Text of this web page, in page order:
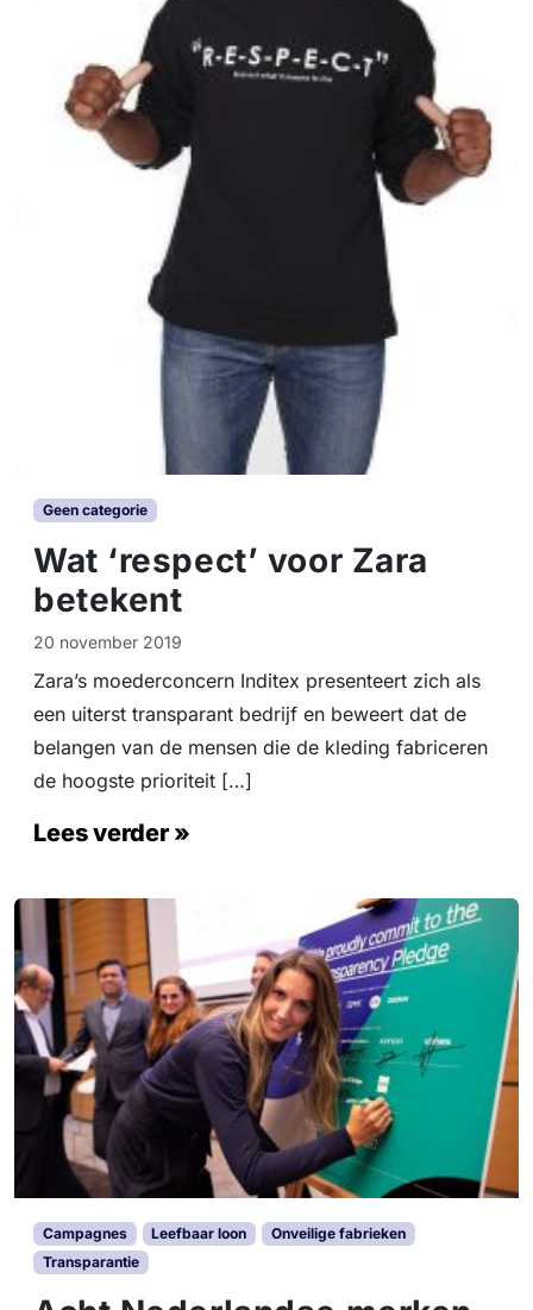
Geen categorie
Wat ‘respect’ voor Zara
betekent
20 november 2019
Zara’s moederconcern Inditex presenteert zich als
een uiterst transparant bedrijf en beweert dat de
belangen van de mensen die de kleding fabriceren
de hoogste prioriteit […]
Lees verder »
Campagnes Leefbaar loon
Onveilige fabrieken
Transparantie